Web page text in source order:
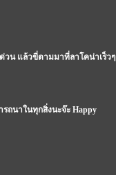
วน แล้วขี่ตามมาที่ลาโคน่าเร็วๆ
ถนาในทุกสิ่งนะจ๊ะ Happy